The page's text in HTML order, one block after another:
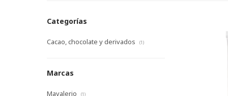
Categorías
Cacao, chocolate y derivados (1)
Marcas
Mavalerio (1)